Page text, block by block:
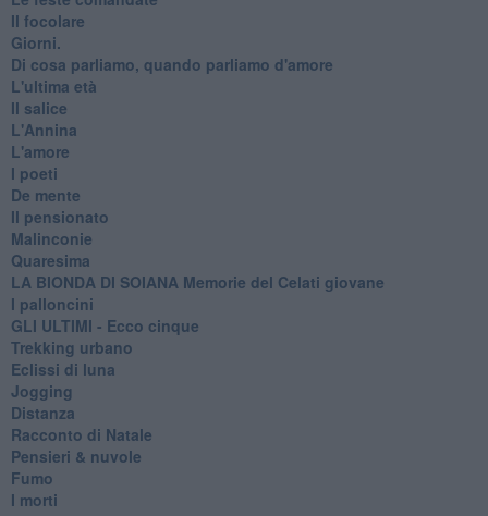
Il focolare
Giorni.
Di cosa parliamo, quando parliamo d'amore
L'ultima età
Il salice
L'Annina
L'amore
I poeti
De mente
Il pensionato
Malinconie
Quaresima
LA BIONDA DI SOIANA Memorie del Celati giovane
I palloncini
GLI ULTIMI - Ecco cinque
Trekking urbano
Eclissi di luna
Jogging
Distanza
Racconto di Natale
Pensieri & nuvole
Fumo
I morti